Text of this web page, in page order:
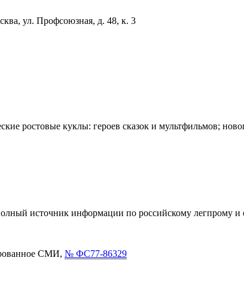
ул. Профсоюзная, д. 48, к. 3
ростовые куклы: героев сказок и мультфильмов;
источник информации по российскому легпрому и
СМИ, № ФС77-86329